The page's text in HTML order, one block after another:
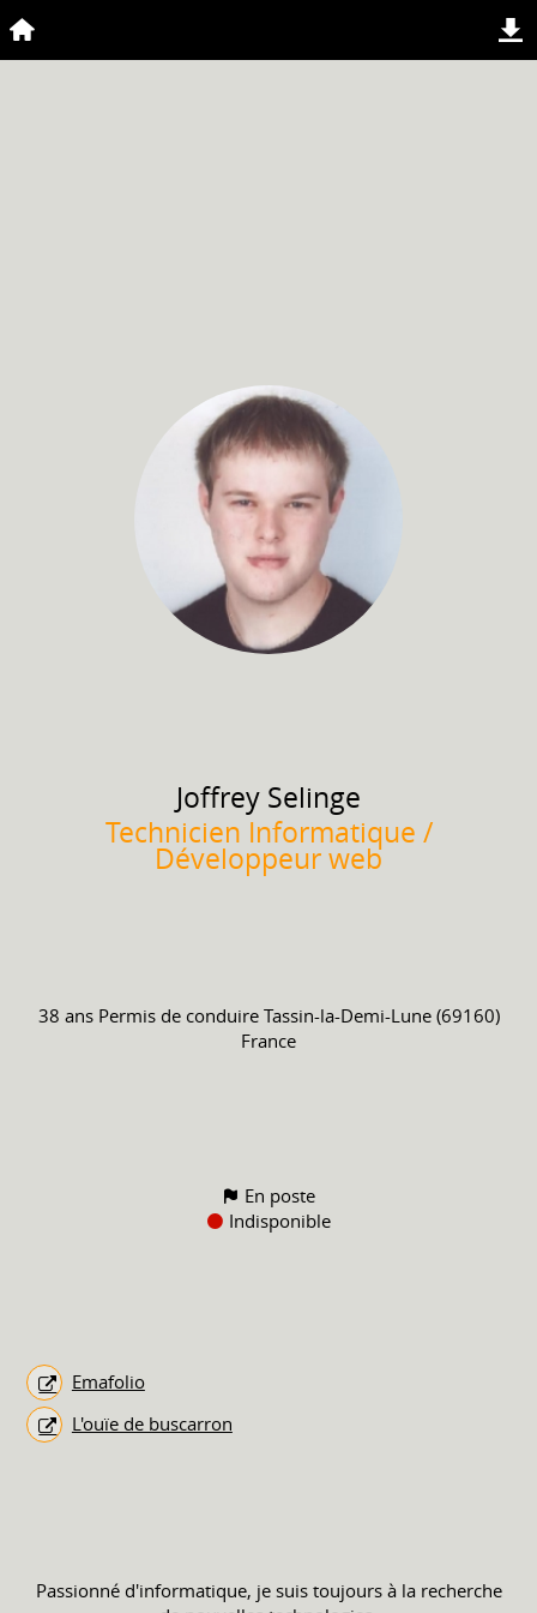
Joffrey Selinge
Technicien Informatique /
Développeur web
38 ans Permis de conduire Tassin-la-Demi-Lune (69160)
France
En poste
Indisponible
Emafolio
L'ouïe de buscarron
Passionné d'informatique, je suis toujours à la recherche